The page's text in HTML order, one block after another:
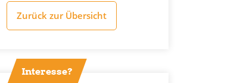
Zurück zur Übersicht
Interesse?